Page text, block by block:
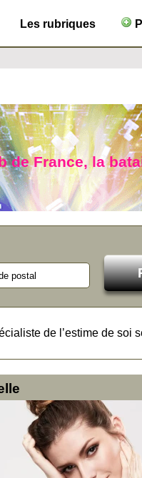
Les rubriques
de France, la
de l’estime de soi